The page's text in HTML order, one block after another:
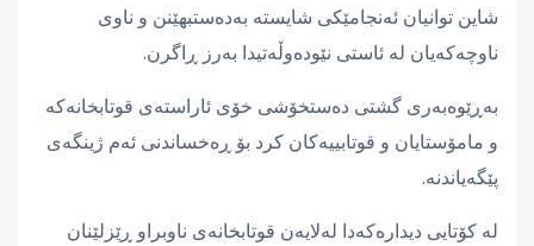
شاین توانیان ئەنجامێکی شایستە بەدەستبهێنن و ناوی
ناوچەکەیان لە ئاستی نێودەوڵەتیدا بەرز ڕاگرن.
بەڕێوەبەری گشتی دەستخۆشی خۆی ئاراستەی قوتابخانەکە
و مامۆستایان و قوتابییەکان کرد بۆ ڕەخساندنی ئەم ژینگەی
پێگەیاندنە.
لە کۆتایی دیدارەکەدا لەلایەن قوتابخانەی ناوبراو ڕێزلێنان